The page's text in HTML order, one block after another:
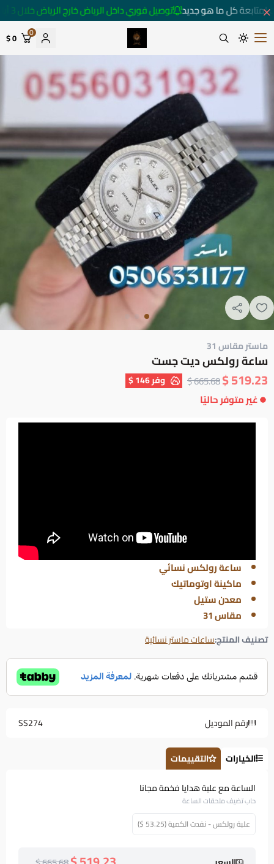
كل ما هو جديد توصيل فوري داخل الرياض خارج الرياض خلال 3 أيام 🚚
متجر ساعات رومانس
0
0 $
ماستر مقاس 31
ساعة رولكس ديت جست
519.23 $
665.68 $ وفر146 $
غير متوفر حاليًا
ساعة رولكس نسائي
ماكينة اوتوماتيك
معدن ستيل
مقاس 31
تصنيف المنتج:ساعات ماستر نسائية
رقم الموديل SS274
الخيارات
التقييمات
الساعة مع علبة هدايا فخمة مجانا
حاب تضيف ملحقات الساعة
علبة رولكس - نفدت الكمية (53.25 $)